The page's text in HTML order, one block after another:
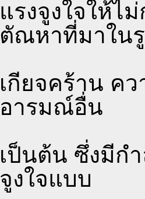
แรงจูงใจให้ไ
ตัณหาที่มาใน
เกียจคร้าน ค
อารมณ์อื่น
เป็นต้น ซึ่งมีก
จูงใจแบบ